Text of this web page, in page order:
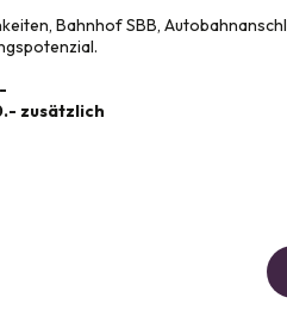
Bahnhof SBB,
zusätzlich